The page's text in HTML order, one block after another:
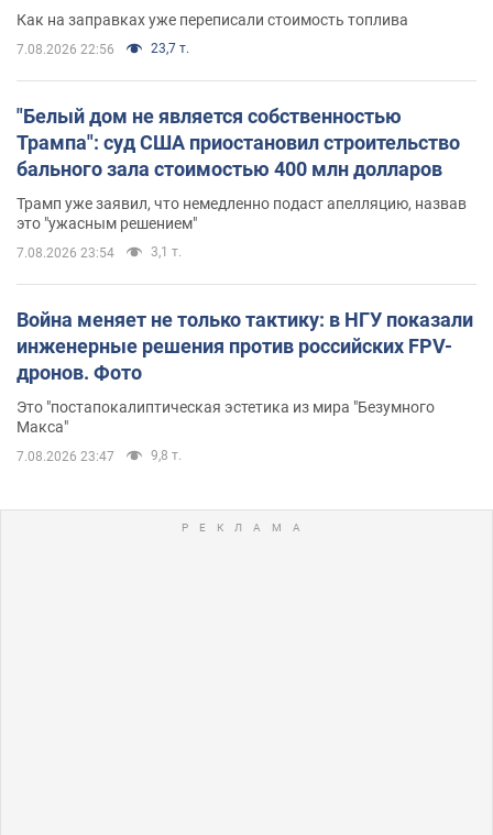
Как на заправках уже переписали стоимость топлива
7.08.2026 22:56 23,7 т.
"Белый дом не является собственностью
Трампа": суд США приостановил строительство
бального зала стоимостью 400 млн долларов
Трамп уже заявил, что немедленно подаст апелляцию, назвав
это "ужасным решением"
7.08.2026 23:54 3,1 т.
Война меняет не только тактику: в НГУ показали
инженерные решения против российских FPV-
дронов. Фото
Это "постапокалиптическая эстетика из мира "Безумного
Макса"
7.08.2026 23:47 9,8 т.